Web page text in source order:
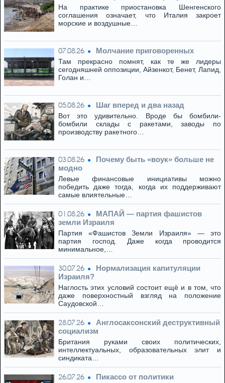
На практике приостановка Шенгенского
соглашения означает, что Италия закроет
морские и воздушные…
07.08.26 Молчание приговоренных
Там прекрасно помнят, как те же лидеры
сегодняшней оппозиции, Айзенкот, Бенет, Лапид,
Голан и…
05.08.26 Шаг вперед и два назад
Вот это удивительно. Вроде бы бомбили-
бомбили склады с ракетами, заводы по
производству ракетного…
03.08.26
Почему быть «воук» больше не
модно
Левые финансовые инициативы можно
победить даже тогда, когда их поддерживают
самые влиятельные…
01.08.26
МАПАЙ — партия фашистов
земли Израиля
Партия «Фашистов Земли Израиля» — это
партия господ. Даже когда проводится
минимальное,…
30.07.26
Нормализация капитуляции
Израиля?
Наглость этих условий состоит ещё и в том, что
даже поверхностный взгляд на положение
Саудовской…
28.07.26
Англосаксонский деструктивный
социализм
Британия руками своих политических,
интеллектуальных, образовательных элит и
синдиката…
26.07.26 Пикассо от политики